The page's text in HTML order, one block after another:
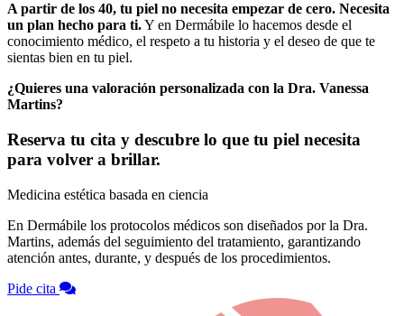
A partir de los 40, tu piel no necesita empezar de cero. Necesita
un plan hecho para ti.Y en Dermábile lo hacemos desde el
conocimiento médico, el respeto a tu historia y el deseo de que te
sientas bien en tu piel.
¿Quieres una valoración personalizada con la Dra. Vanessa
Martins?
Reserva tu cita y descubre lo que tu piel necesita
para volver a brillar.
Medicina estética basada en ciencia
En Dermábile los protocolos médicos son diseñados por la Dra.
Martins, además del seguimiento del tratamiento, garantizando
atención antes, durante, y después de los procedimientos.
Pide cita